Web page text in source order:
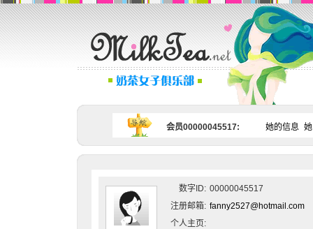
会员00000045517: 她的信息
数字ID: 00000045517
注册邮箱: fanny2527@hotmail.com
个人主页: